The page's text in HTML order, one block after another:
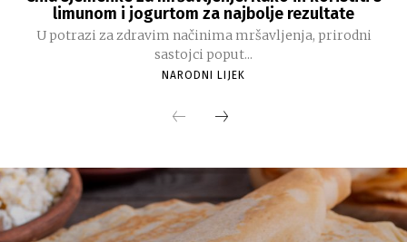
limunom i jogurtom za najbolje rezultate
U potrazi za zdravim načinima mršavljenja, prirodni
sastojci poput...
NARODNI LIJEK